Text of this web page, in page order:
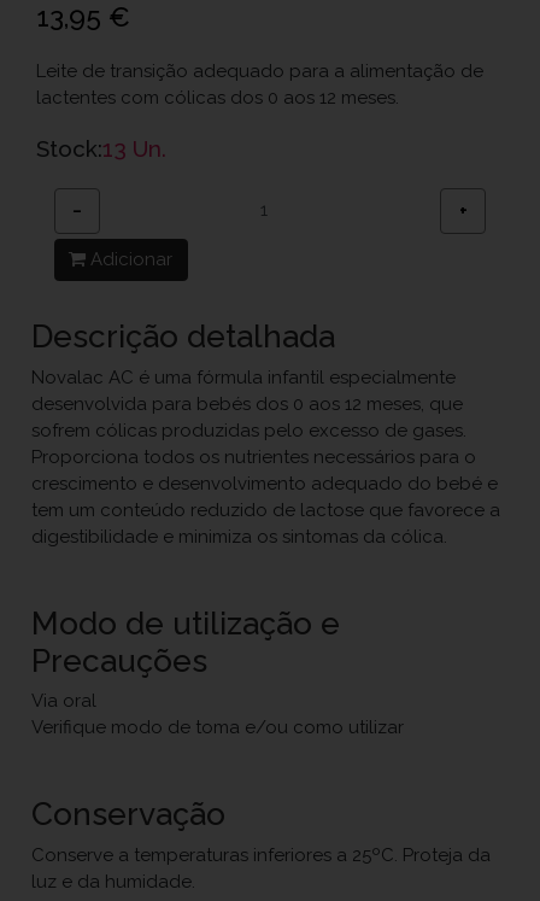
13,95 €
Leite de transição adequado para a alimentação de
lactentes com cólicas dos 0 aos 12 meses.
Stock:13 Un.
− +
Adicionar
Descrição detalhada
Novalac AC é uma fórmula infantil especialmente
desenvolvida para bebés dos 0 aos 12 meses, que
sofrem cólicas produzidas pelo excesso de gases.
Proporciona todos os nutrientes necessários para o
crescimento e desenvolvimento adequado do bebé e
tem um conteúdo reduzido de lactose que favorece a
digestibilidade e minimiza os sintomas da cólica.
Modo de utilização e
Precauções
Via oral
Verifique modo de toma e/ou como utilizar
Conservação
Conserve a temperaturas inferiores a 25ºC. Proteja da
luz e da humidade.